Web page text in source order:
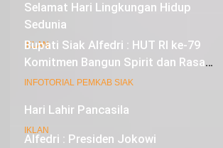
Selamat Hari Lingkungan Hidup
Sedunia
IKLAN
Hari Lahir Pancasila
IKLAN
Bupati Siak Alfedri : HUT RI ke-79
Komitmen Bangun Spirit dan Rasa
Nasionalisme
INFOTORIAL PEMKAB SIAK
Alfedri : Presiden Jokowi